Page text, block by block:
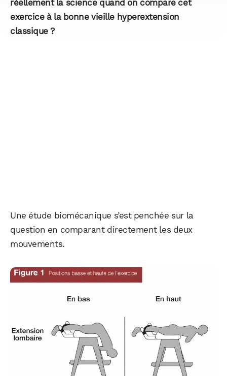
réellement la science quand on compare cet
exercice à la bonne vieille hyperextension
classique ?
Une étude biomécanique s’est penchée sur la
question en comparant directement les deux
mouvements.